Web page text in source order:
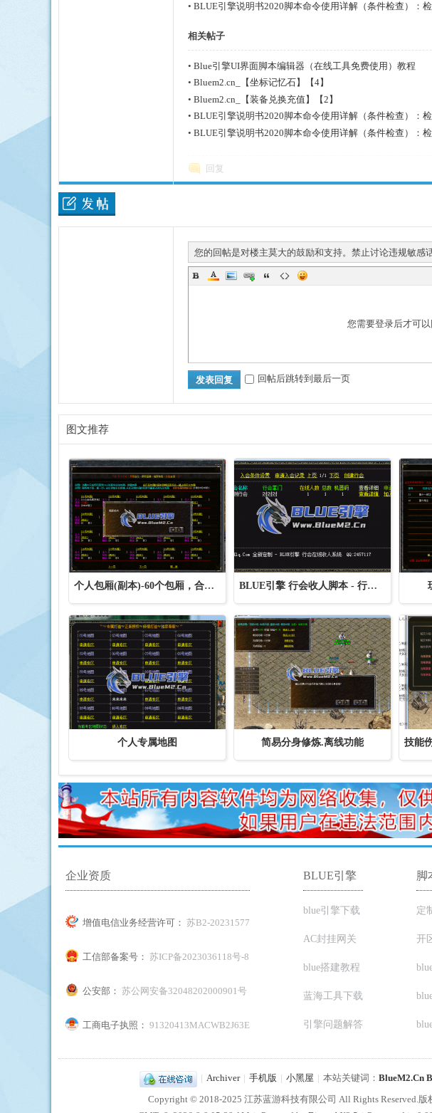
• BLUE引擎说明书2020脚本命令使用详解（条件检查）：
相关帖子
• Blue引擎UI界面脚本编辑器（在线工具免费使用）教程
• Bluem2.cn_【坐标记忆石】【4】
• Bluem2.cn_【装备兑换充值】【2】
• BLUE引擎说明书2020脚本命令使用详解（条件检查）：
• BLUE引擎说明书2020脚本命令使用详解（条件检查）：
回复
您的回帖是对楼主莫大的鼓励和支持。禁止讨论违规敏感
您需要登录后才可
发表回复 回帖后跳转到最后一页
图文推荐
个人包厢(副本)-60个包厢，合区时间未到的 BLUE引擎 行会收人脚本 - 行会在线收人定制
个人专属地图 简易分身修炼.离线功能
企业资质
增值电信业务经营许可： 苏B2-20231577
工信部备案号： 苏ICP备2023036118号-8
公安部： 苏公网安备32048202000901号
工商电子执照： 91320413MACWB2J63E
BLUE引擎
blue引擎下载
AC封挂网关
blue搭建教程
蓝海工具下载
引擎问题解答
脚
定
开
| Archiver | 手机版 | 小黑屋 | 本站关键词： BlueM2.Cn
Copyright © 2018-2025 江苏蓝游科技有限公司 All Rights Reserved.版